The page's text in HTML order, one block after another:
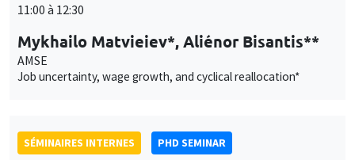
11:00 à 12:30
Mykhailo Matvieiev*, Aliénor Bisantis**
AMSE
Job uncertainty, wage growth, and cyclical reallocation*
SÉMINAIRES INTERNES
PHD SEMINAR